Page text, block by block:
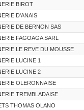
BIROT
D'ANAIS
DE BERNON SAS
FAGOAGA SARL
LE REVE DU MOUSSE
LUCINE 1
LUCINE 2
OLERONNAISE
TREMBLADAISE
THOMAS OLANO